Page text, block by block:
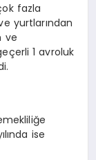
fazla
yurtlarından
ve
1 avroluk
ise